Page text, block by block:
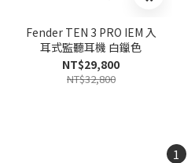
Fender TEN 3 PRO IEM 入
耳式監聽耳機 白鑞色
NT$29,800
NT$32,800
1